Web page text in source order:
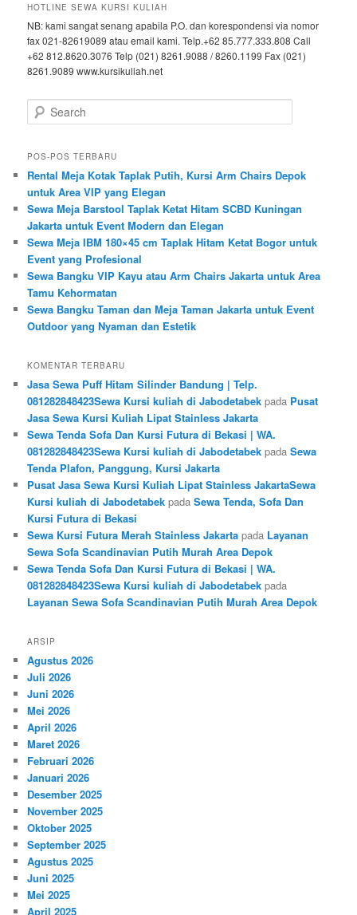
HOTLINE SEWA KURSI KULIAH
NB: kami sangat senang apabila P.O. dan korespondensi via nomor
fax 021-82619089 atau email kami. Telp.+62 85.777.333.808 Call
+62 812.8620.3076 Telp (021) 8261.9088 / 8260.1199 Fax (021)
8261.9089 www.kursikuliah.net
Search
POS-POS TERBARU
Rental Meja Kotak Taplak Putih, Kursi Arm Chairs Depok
untuk Area VIP yang Elegan
Sewa Meja Barstool Taplak Ketat Hitam SCBD Kuningan
Jakarta untuk Event Modern dan Elegan
Sewa Meja IBM 180×45 cm Taplak Hitam Ketat Bogor untuk
Event yang Profesional
Sewa Bangku VIP Kayu atau Arm Chairs Jakarta untuk Area
Tamu Kehormatan
Sewa Bangku Taman dan Meja Taman Jakarta untuk Event
Outdoor yang Nyaman dan Estetik
KOMENTAR TERBARU
Jasa Sewa Puff Hitam Silinder Bandung | Telp.
081282848423Sewa Kursi kuliah di Jabodetabek pada Pusat
Jasa Sewa Kursi Kuliah Lipat Stainless Jakarta
Sewa Tenda Sofa Dan Kursi Futura di Bekasi | WA.
081282848423Sewa Kursi kuliah di Jabodetabek padaSewa
Tenda Plafon, Panggung, Kursi Jakarta
Pusat Jasa Sewa Kursi Kuliah Lipat Stainless JakartaSewa
Kursi kuliah di Jabodetabek padaSewa Tenda, Sofa Dan
Kursi Futura di Bekasi
Sewa Kursi Futura Merah Stainless Jakarta pada Layanan
Sewa Sofa Scandinavian Putih Murah Area Depok
Sewa Tenda Sofa Dan Kursi Futura di Bekasi | WA.
081282848423Sewa Kursi kuliah di Jabodetabek pada
Layanan Sewa Sofa Scandinavian Putih Murah Area Depok
ARSIP
Agustus 2026
Juli 2026
Juni 2026
Mei 2026
April 2026
Maret 2026
Februari 2026
Januari 2026
Desember 2025
November 2025
Oktober 2025
September 2025
Agustus 2025
Juni 2025
Mei 2025
April 2025